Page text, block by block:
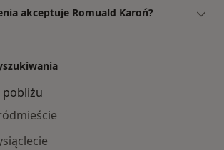
akceptuje Romuald Karoń?